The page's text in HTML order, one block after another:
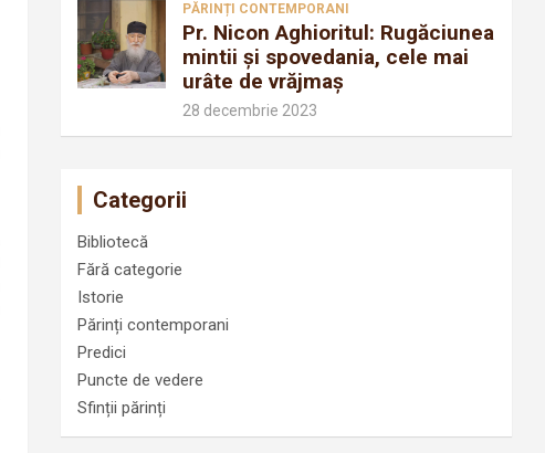
PĂRINȚI CONTEMPORANI
Pr. Nicon Aghioritul: Rugăciunea
mintii și spovedania, cele mai
urâte de vrăjmaș
28 decembrie 2023
Categorii
Bibliotecă
Fără categorie
Istorie
Părinți contemporani
Predici
Puncte de vedere
Sfinții părinți